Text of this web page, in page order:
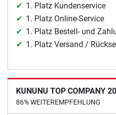
1. Platz Kundenservice
1. Platz Online-Service
1. Platz Bestell- und
1. Platz Versand /
KUNUNU TOP COMPANY
86% WEITEREMPFEHLUNG